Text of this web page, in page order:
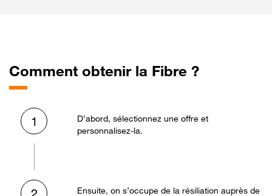
Comment obtenir la Fibre ?
1
D’abord, sélectionnez une offre et
personnalisez-la.
Ensuite, on s’occupe de la résiliation auprès de